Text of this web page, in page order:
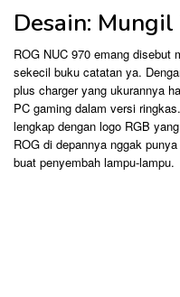
Desain:
ROG NUC 970 emang disebut
sekecil buku catatan ya.
plus charger yang ukurannya
PC gaming dalam versi
lengkap dengan logo RGB
ROG di depannya nggak
buat penyembah lampu-lampu.